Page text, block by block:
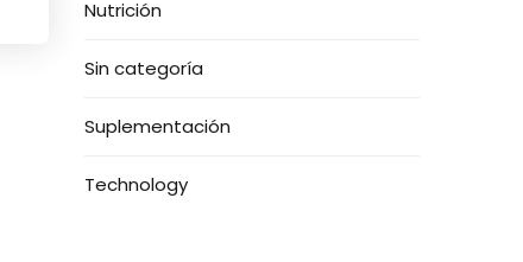
Nutrición
Sin categoría
Suplementación
Technology